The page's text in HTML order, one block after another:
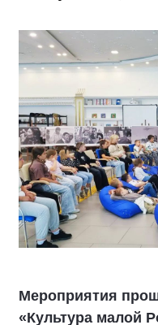
Мероприятия
«Культура малой